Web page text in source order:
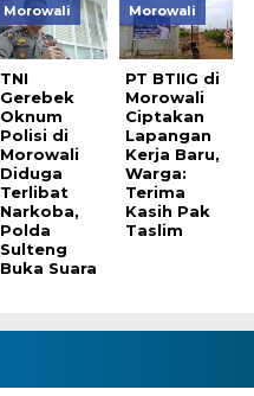
Morowali
TNI
Gerebek
Oknum
Polisi di
Morowali
Diduga
Terlibat
Narkoba,
Polda
Sulteng
Buka Suara
Morowali
PT BTIIG di
Morowali
Ciptakan
Lapangan
Kerja Baru,
Warga:
Terima
Kasih Pak
Taslim